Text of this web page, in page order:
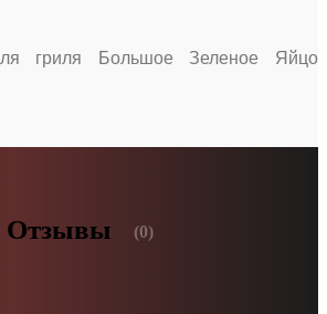
гриля Большое Зеленое Яйцо
Отзывы (0)